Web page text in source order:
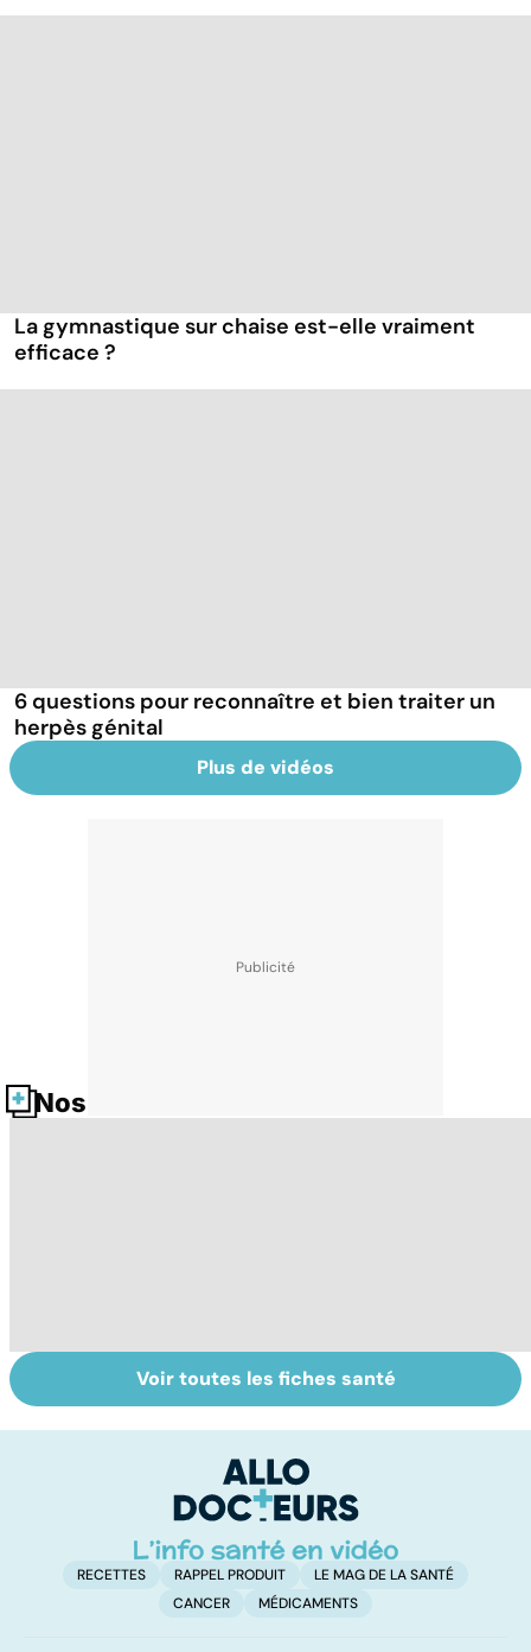
La gymnastique sur chaise est-elle vraiment
efficace ?
6 questions pour reconnaître et bien traiter un
herpès génital
Plus de vidéos
Nos fiches santé
Gynéco : un suivi
pour la vie
Faire du sport à
domicile, c'est
Voir toutes les fiches santé
RECETTES RAPPEL PRODUIT
LE MAG DE LA SANTÉ
CANCER
MÉDICAMENTS